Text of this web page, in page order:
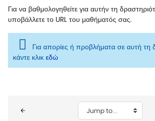
Για να βαθμολογηθείτε για αυτήν τη
υποβάλλετε το URL του μαθήματός σας.
Για απορίες ή προβλήματα σε αυτή τη
κάντε κλικ εδώ
Jump to...